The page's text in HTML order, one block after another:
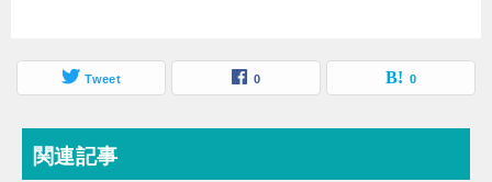
Tweet 0 0
関連記事